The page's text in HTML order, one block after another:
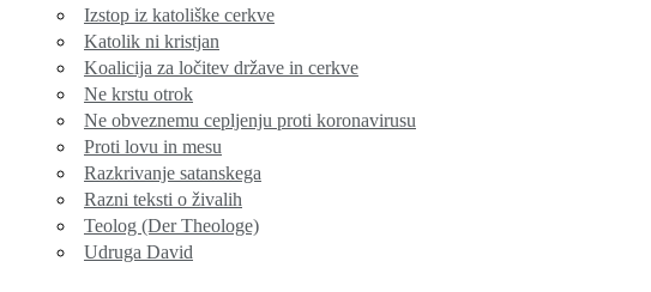
Izstop iz katoliške cerkve
Katolik ni kristjan
Koalicija za ločitev države in cerkve
Ne krstu otrok
Ne obveznemu cepljenju proti koronavirusu
Proti lovu in mesu
Razkrivanje satanskega
Razni teksti o živalih
Teolog (Der Theologe)
Udruga David